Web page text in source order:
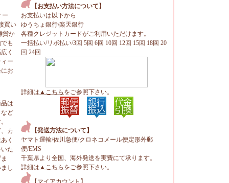
ー
買い
貨か
も
く
ー
お
は
ど
カ
く
た
し
【お支払い方法について】
お支払いは以下から
ゆうちょ銀行/楽天銀行
各種クレジットカードがご利用いただけます。
一括払い/リボ払い/3回 5回 6回 10回 12回 15回 18回 20
回 24回
詳細は ▲こちら をご参照下さい。
【発送方法について】
ヤマト運輸/佐川急便/クロネコメール便定形外郵
便/EMS
千葉県より全国、海外発送を実費にて承ります。
詳細は ▲こちら をご参照下さい。
【マイアカウント】